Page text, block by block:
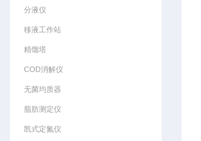
分液仪
移液工作站
精馏塔
COD消解仪
无菌均质器
脂肪测定仪
凯式定氮仪